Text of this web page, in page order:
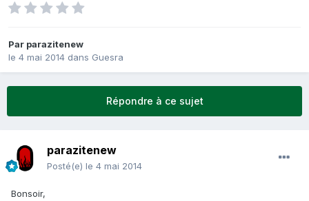
Par parazitenew
le 4 mai 2014 dans Guesra
Répondre à ce sujet
parazitenew
Posté(e) le 4 mai 2014
Bonsoir,